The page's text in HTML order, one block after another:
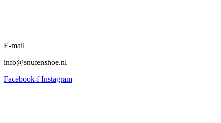
E-mail
info@snufenshoe.nl
Facebook-f Instagram